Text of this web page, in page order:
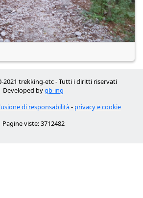
2021 trekking-etc - Tutti i diritti riservati
Developed bygb-ing
di responsabilità- privacy e cookie
Pagine viste: 3712482